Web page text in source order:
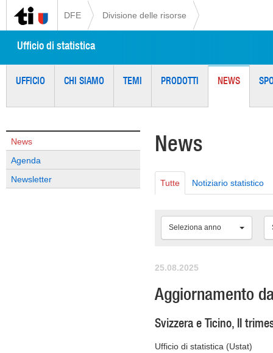
DFE Divisione delle risorse
Ufficio di statistica
UFFICIO CHI SIAMO TEMI PRODOTTI NEWS
News
Agenda
Newsletter
News
Tutte Notiziario statistico
Seleziona anno
25.08.2025
Aggiornamento
Svizzera e Ticino, II
Ufficio di statistica (Ustat)